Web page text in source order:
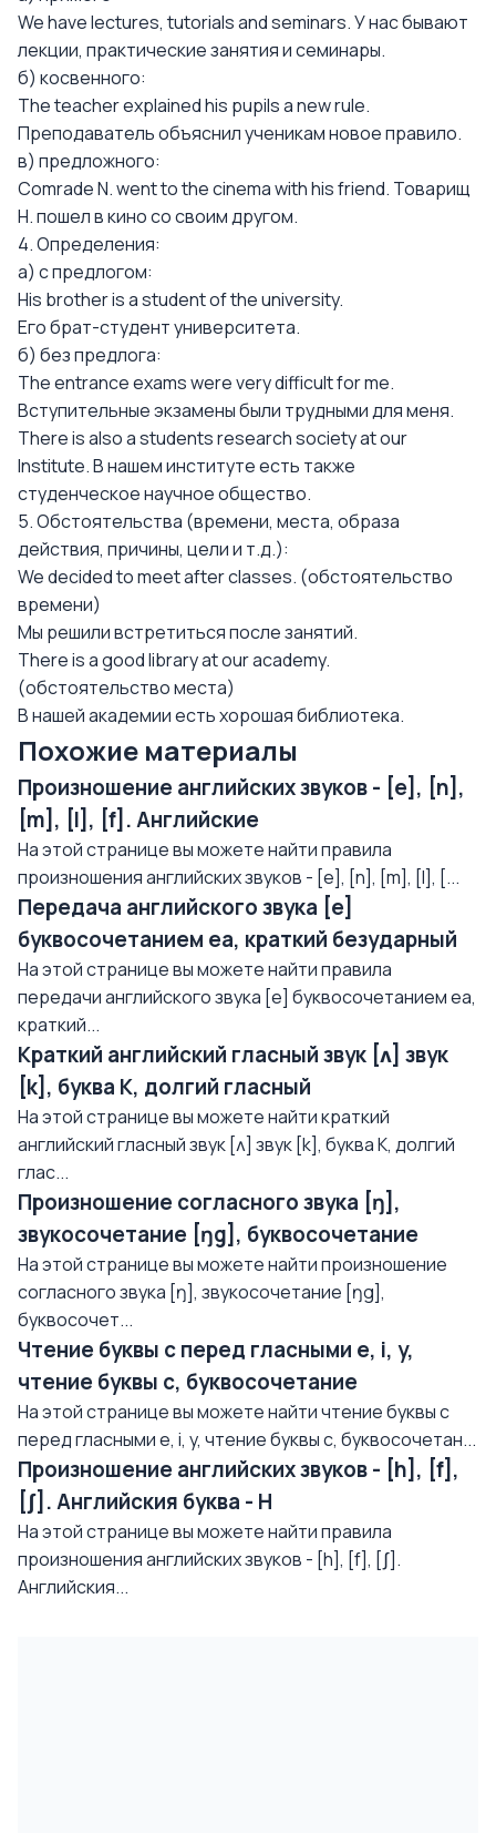
We have lectures, tutorials and seminars. У нас бывают
лекции, практические занятия и семинары.
б) косвенного:
The teacher explained his pupils a new rule.
Преподаватель объяснил ученикам новое правило.
в) предложного:
Comrade N. went to the cinema with his friend. Товарищ
Н. пошел в кино со своим другом.
4. Определения:
а) с предлогом:
His brother is a student of the university.
Его брат-студент университета.
б) без предлога:
The entrance exams were very difficult for me.
Вступительные экзамены были трудными для меня.
There is also a students research society at our
Institute. В нашем институте есть также
студенческое научное общество.
5. Обстоятельства (времени, места, образа
действия, причины, цели и т.д.):
We decided to meet after classes. (обстоятельство
времени)
Мы решили встретиться после занятий.
There is a good library at our academy.
(обстоятельство места)
В нашей академии есть хорошая библиотека.
Похожие материалы
Произношение английских звуков - [e], [n],
[m], [l], [f]. Английские
На этой странице вы можете найти правила
произношения английских звуков - [e], [n], [m], [l], [...
Передача английского звука [e]
буквосочетанием еа, краткий безударный
На этой странице вы можете найти правила
передачи английского звука [e] буквосочетанием еа,
краткий...
Краткий английский гласный звук [ʌ] звук
[k], буква K, долгий гласный
На этой странице вы можете найти краткий
английский гласный звук [ʌ] звук [k], буква K, долгий
глас...
Произношение согласного звука [ŋ],
звукосочетание [ŋg], буквосочетание
На этой странице вы можете найти произношение
согласного звука [ŋ], звукосочетание [ŋg],
буквосочет...
Чтение буквы с перед гласными e, i, y,
чтение буквы с, буквосочетание
На этой странице вы можете найти чтение буквы с
перед гласными e, i, y, чтение буквы с, буквосочетан...
Произношение английских звуков - [h], [f],
[ʃ]. Английския буква - H
На этой странице вы можете найти правила
произношения английских звуков - [h], [f], [ʃ].
Английския...